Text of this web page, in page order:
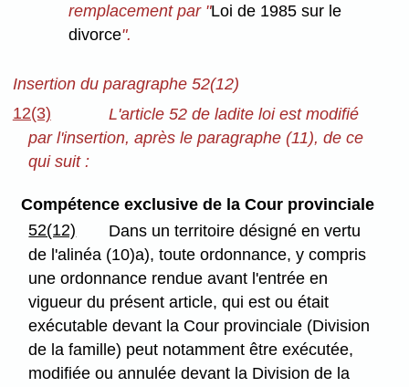
remplacement par "Loi de 1985 sur le
divorce".
Insertion du paragraphe 52(12)
12(3)
L'article 52 de ladite loi est modifié
par l'insertion, après le paragraphe (11), de ce
qui suit :
Compétence exclusive de la Cour provinciale
52(12)
Dans un territoire désigné en vertu
de l'alinéa (10)a), toute ordonnance, y compris
une ordonnance rendue avant l'entrée en
vigueur du présent article, qui est ou était
exécutable devant la Cour provinciale (Division
de la famille) peut notamment être exécutée,
modifiée ou annulée devant la Division de la